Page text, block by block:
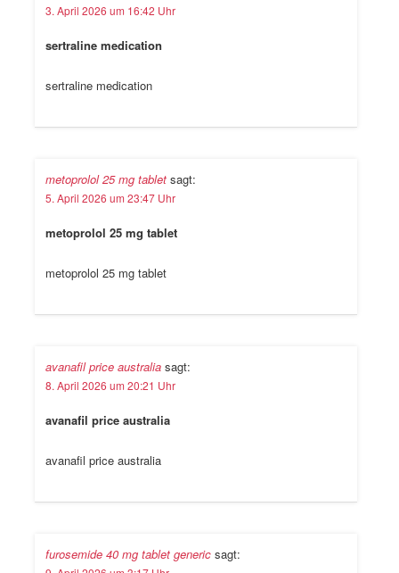
3. April 2026 um 16:42 Uhr
sertraline medication
sertraline medication
metoprolol 25 mg tablet sagt:
5. April 2026 um 23:47 Uhr
metoprolol 25 mg tablet
metoprolol 25 mg tablet
avanafil price australia sagt:
8. April 2026 um 20:21 Uhr
avanafil price australia
avanafil price australia
furosemide 40 mg tablet generic sagt: